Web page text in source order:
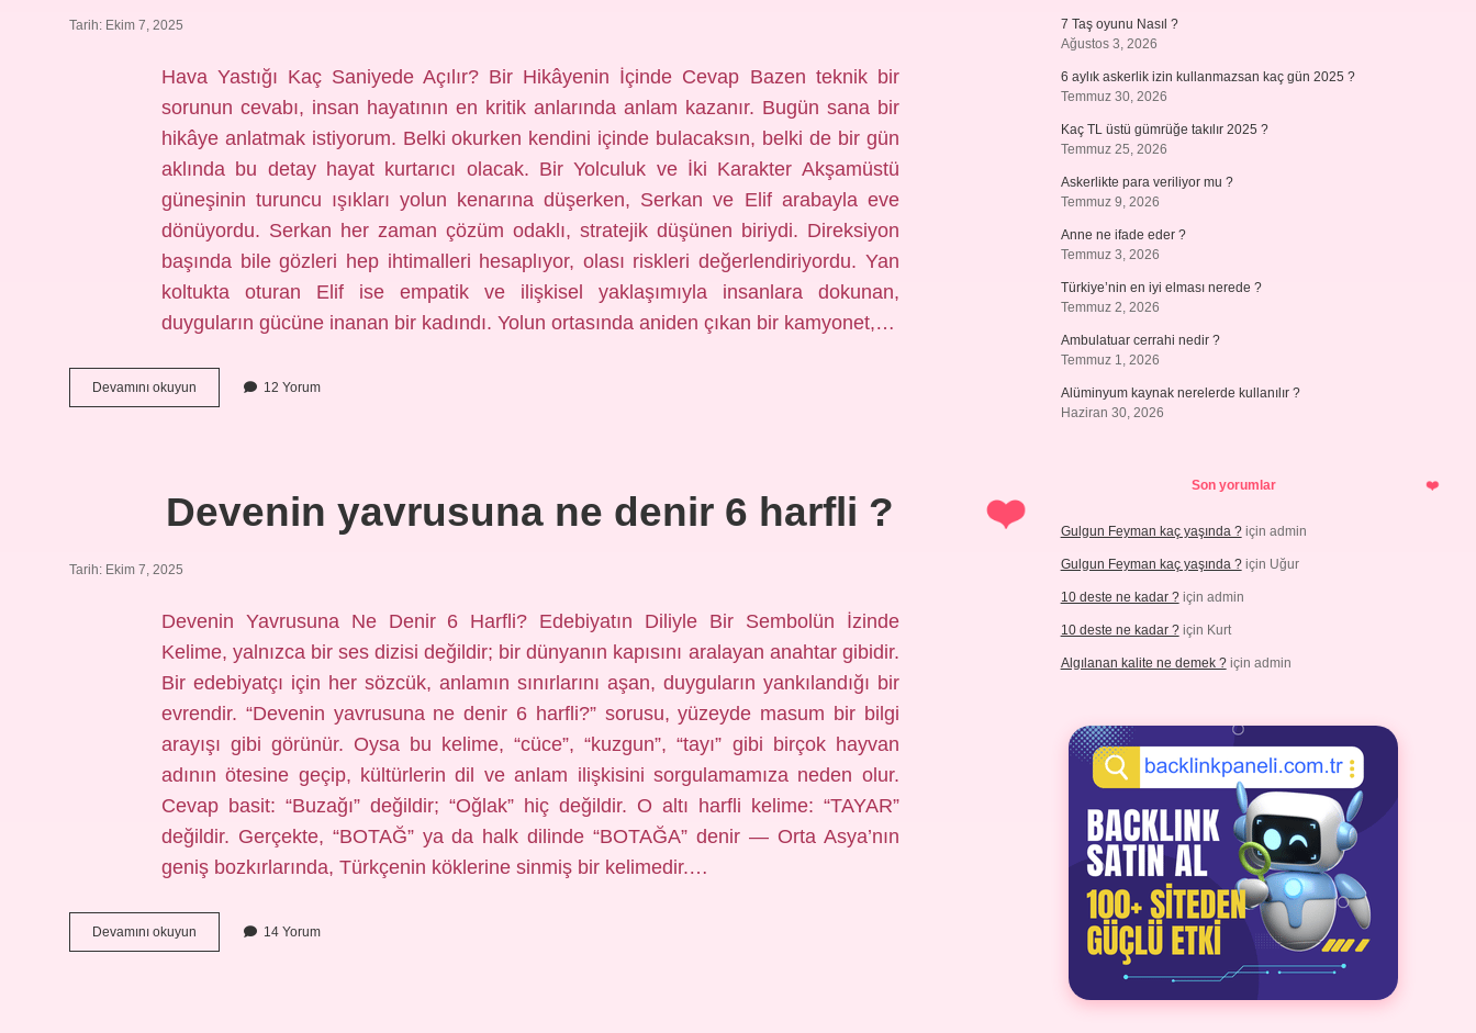
Tarih: Ekim 7, 2025
Hava Yastığı Kaç Saniyede Açılır? Bir Hikâyenin İçinde Cevap Bazen teknik bir
sorunun cevabı, insan hayatının en kritik anlarında anlam kazanır. Bugün sana bir
hikâye anlatmak istiyorum. Belki okurken kendini içinde bulacaksın, belki de bir gün
aklında bu detay hayat kurtarıcı olacak. Bir Yolculuk ve İki Karakter Akşamüstü
güneşinin turuncu ışıkları yolun kenarına düşerken, Serkan ve Elif arabayla eve
dönüyordu. Serkan her zaman çözüm odaklı, stratejik düşünen biriydi. Direksiyon
başında bile gözleri hep ihtimalleri hesaplıyor, olası riskleri değerlendiriyordu. Yan
koltukta oturan Elif ise empatik ve ilişkisel yaklaşımıyla insanlara dokunan,
duyguların gücüne inanan bir kadındı. Yolun ortasında aniden çıkan bir kamyonet,…
Devamını okuyun
yastığı
12 Yorum
Devenin yavrusuna ne denir 6 harfli ?
Tarih: Ekim 7, 2025
Devenin Yavrusuna Ne Denir 6 Harfli? Edebiyatın Diliyle Bir Sembolün İzinde
Kelime, yalnızca bir ses dizisi değildir; bir dünyanın kapısını aralayan anahtar gibidir.
Bir edebiyatçı için her sözcük, anlamın sınırlarını aşan, duyguların yankılandığı bir
evrendir. “Devenin yavrusuna ne denir 6 harfli?” sorusu, yüzeyde masum bir bilgi
arayışı gibi görünür. Oysa bu kelime, “cüce”, “kuzgun”, “tayı” gibi birçok hayvan
adının ötesine geçip, kültürlerin dil ve anlam ilişkisini sorgulamamıza neden olur.
Cevap basit: “Buzağı” değildir; “Oğlak” hiç değildir. O altı harfli kelime: “TAYAR”
değildir. Gerçekte, “BOTAĞ” ya da halk dilinde “BOTAĞA” denir — Orta Asya’nın
geniş bozkırlarında, Türkçenin köklerine sinmiş bir kelimedir.…
Devamını okuyun Devenin
yavrusuna
14 Yorum
7 Taş oyunu Nasıl ?
Ağustos 3, 2026
6 aylık askerlik izin kullanmazsan kaç gün 2025 ?
Temmuz 30, 2026
Kaç TL üstü gümrüğe takılır 2025 ?
Temmuz 25, 2026
Askerlikte para veriliyor mu ?
Temmuz 9, 2026
Anne ne ifade eder ?
Temmuz 3, 2026
Türkiye’nin en iyi elması nerede ?
Temmuz 2, 2026
Ambulatuar cerrahi nedir ?
Temmuz 1, 2026
Alüminyum kaynak nerelerde kullanılır ?
Haziran 30, 2026
Son yorumlar
Gulgun Feyman kaç yaşında ?için admin
Gulgun Feyman kaç yaşında ?için Uğur
10 deste ne kadar ?için admin
10 deste ne kadar ?için Kurt
Algılanan kalite ne demek ?için admin